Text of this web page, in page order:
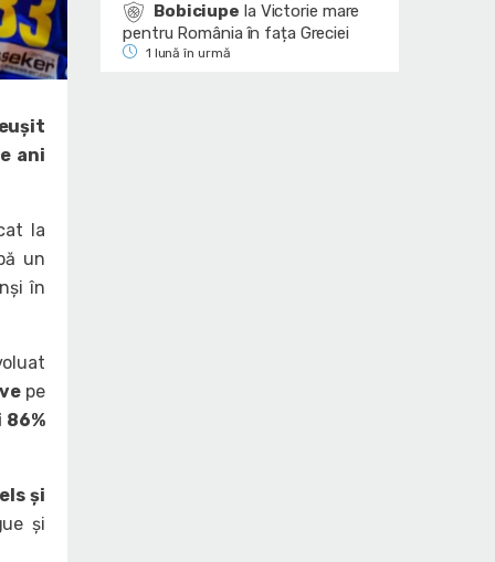
ani
la
un
în
pe
86%
și
și
Bobiciupe la Victorie mare
pentru România în fața Greciei
1 lună în urmă